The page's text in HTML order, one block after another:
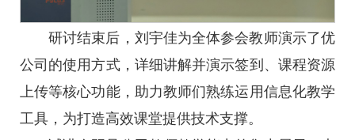
研讨结束后，刘宇佳为全体参会教师演示了优
公司的使用方式，详细讲解并演示签到、课程资源
上传等核心功能，助力教师们熟练运用信息化教学
工具，为打造高效课堂提供技术支撑。